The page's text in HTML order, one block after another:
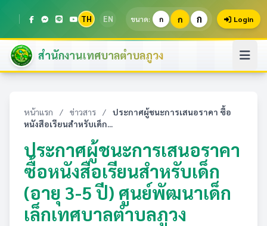
TH EN ขนาด: ก ก ก Login
สำนักงานเทศบาลตำบลภูวง
หน้าแรก / ข่าวสาร /
ประกาศผู้ชนะการเสนอราคา ซื้อ
หนังสือเรียนสำหรับเด็ก...
ประกาศผู้ชนะการเสนอราคา
ซื้อหนังสือเรียนสำหรับเด็ก
(อายุ 3-5 ปี) ศูนย์พัฒนาเด็ก
เล็กเทศบาลตำบลภูวง